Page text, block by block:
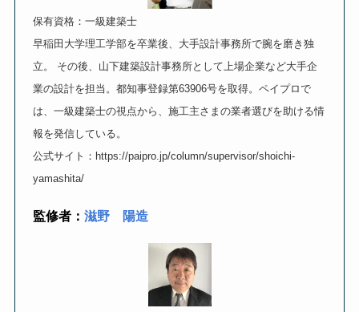
保有資格：一級建築士
早稲田大学理工学部を卒業後、大手設計事務所で腕を磨き独
立。 その後、山下建築設計事務所として上場企業など大手企
業の設計を担当。都知事登録第63906号を取得。ペイプロで
は、一級建築士の視点から、施工主さまの業者選びを助ける情
報を発信している。
公式サイト：https://paipro.jp/column/supervisor/shoichi-
yamashita/
監修者：滋野 陽造